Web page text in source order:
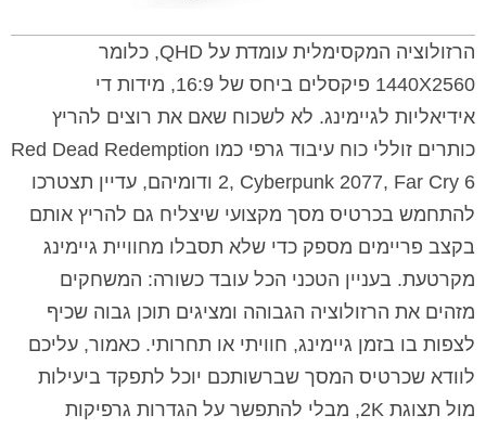
הרזולוציה המקסימלית עומדת על QHD, כלומר
1440X2560 פיקסלים ביחס של 16:9, מידות די
אידיאליות לגיימינג. לא לשכוח שאם את רוצים להריץ
כותרים זוללי כוח עיבוד גרפי כמו Red Dead Redemption
2, Cyberpunk 2077, Far Cry 6 ודומיהם, עדיין תצטרכו
להתחמש בכרטיס מסך מקצועי שיצליח גם להריץ אותם
בקצב פריימים מספק כדי שלא תסבלו מחוויית גיימינג
מקרטעת. בעניין הטכני הכל עובד כשורה: המשחקים
מזהים את הרזולוציה הגבוהה ומציגים תוכן גבוה שכיף
לצפות בו בזמן גיימינג, חוויתי או תחרותי. כאמור, עליכם
לוודא שכרטיס המסך שברשותכם יוכל לתפקד ביעילות
מול תצוגת 2K, מבלי להתפשר על הגדרות גרפיקות